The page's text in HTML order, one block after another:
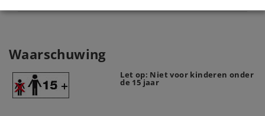
Waarschuwing
Let op: Niet voor kinderen onder
de 15 jaar